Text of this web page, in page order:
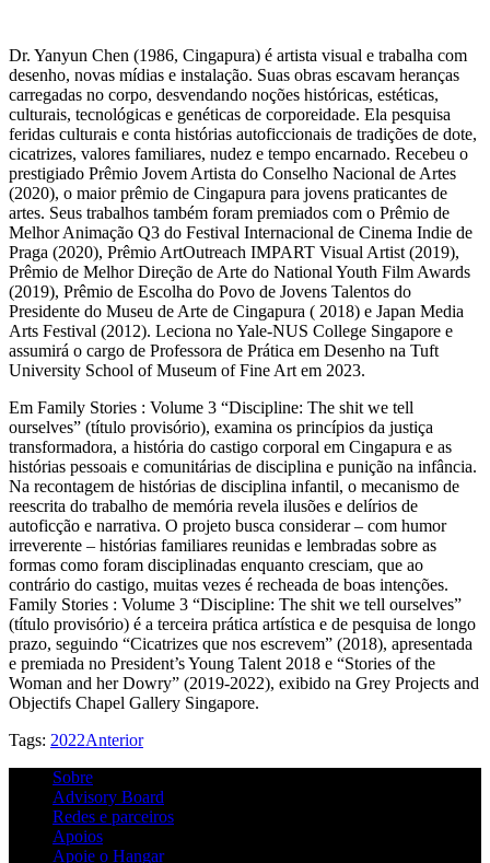
Dr. Yanyun Chen (1986, Cingapura) é artista visual e trabalha com
desenho, novas mídias e instalação. Suas obras escavam heranças
carregadas no corpo, desvendando noções históricas, estéticas,
culturais, tecnológicas e genéticas de corporeidade. Ela pesquisa
feridas culturais e conta histórias autoficcionais de tradições de dote,
cicatrizes, valores familiares, nudez e tempo encarnado. Recebeu o
prestigiado Prêmio Jovem Artista do Conselho Nacional de Artes
(2020), o maior prêmio de Cingapura para jovens praticantes de
artes. Seus trabalhos também foram premiados com o Prêmio de
Melhor Animação Q3 do Festival Internacional de Cinema Indie de
Praga (2020), Prêmio ArtOutreach IMPART Visual Artist (2019),
Prêmio de Melhor Direção de Arte do National Youth Film Awards
(2019), Prêmio de Escolha do Povo de Jovens Talentos do
Presidente do Museu de Arte de Cingapura ( 2018) e Japan Media
Arts Festival (2012). Leciona no Yale-NUS College Singapore e
assumirá o cargo de Professora de Prática em Desenho na Tuft
University School of Museum of Fine Art em 2023.
Em Family Stories : Volume 3 “Discipline: The shit we tell
ourselves” (título provisório), examina os princípios da justiça
transformadora, a história do castigo corporal em Cingapura e as
histórias pessoais e comunitárias de disciplina e punição na infância.
Na recontagem de histórias de disciplina infantil, o mecanismo de
reescrita do trabalho de memória revela ilusões e delírios de
autoficção e narrativa. O projeto busca considerar – com humor
irreverente – histórias familiares reunidas e lembradas sobre as
formas como foram disciplinadas enquanto cresciam, que ao
contrário do castigo, muitas vezes é recheada de boas intenções.
Family Stories : Volume 3 “Discipline: The shit we tell ourselves”
(título provisório) é a terceira prática artística e de pesquisa de longo
prazo, seguindo “Cicatrizes que nos escrevem” (2018), apresentada
e premiada no President’s Young Talent 2018 e “Stories of the
Woman and her Dowry” (2019-2022), exibido na Grey Projects and
Objectifs Chapel Gallery Singapore.
Tags: 2022Anterior
Sobre
Advisory Board
Redes e parceiros
Apoios
Apoie o Hangar